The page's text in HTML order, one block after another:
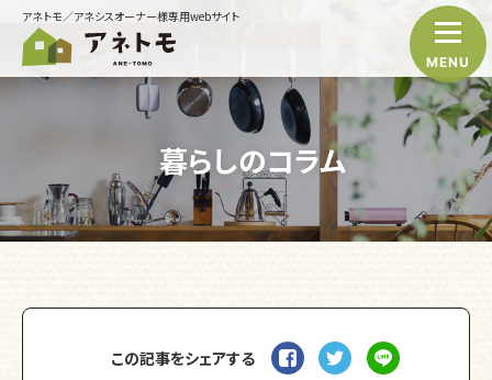
アネトモ／アネシスオーナー様専用webサイト
MENU
暮らしのコラム
この記事をシェアする